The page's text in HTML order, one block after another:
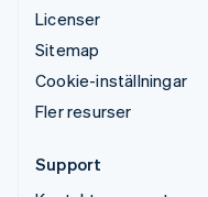
Licenser
Sitemap
Cookie-inställningar
Fler resurser
Support